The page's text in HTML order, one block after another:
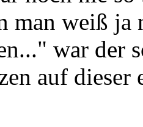
man weiß
war der
auf